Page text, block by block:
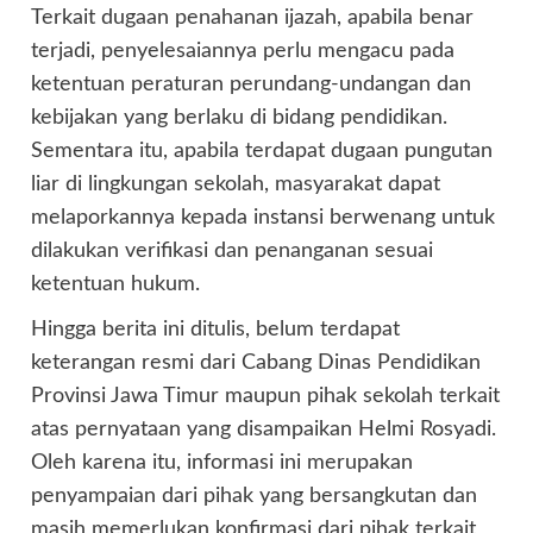
Terkait dugaan penahanan ijazah, apabila benar
terjadi, penyelesaiannya perlu mengacu pada
ketentuan peraturan perundang-undangan dan
kebijakan yang berlaku di bidang pendidikan.
Sementara itu, apabila terdapat dugaan pungutan
liar di lingkungan sekolah, masyarakat dapat
melaporkannya kepada instansi berwenang untuk
dilakukan verifikasi dan penanganan sesuai
ketentuan hukum.
Hingga berita ini ditulis, belum terdapat
keterangan resmi dari Cabang Dinas Pendidikan
Provinsi Jawa Timur maupun pihak sekolah terkait
atas pernyataan yang disampaikan Helmi Rosyadi.
Oleh karena itu, informasi ini merupakan
penyampaian dari pihak yang bersangkutan dan